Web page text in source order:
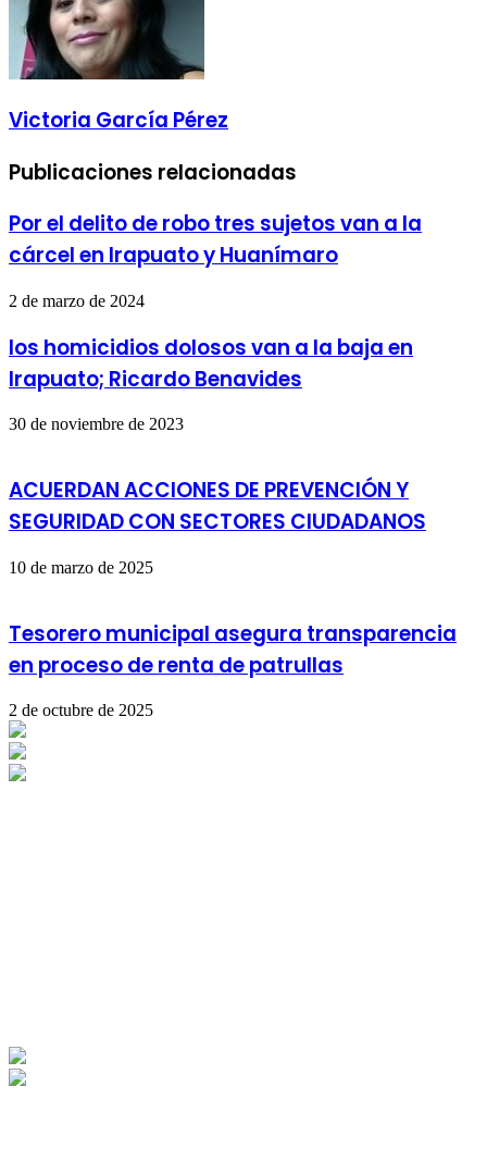
Victoria García Pérez
Publicaciones relacionadas
Por el delito de robo tres sujetos van a la
cárcel en Irapuato y Huanímaro
2 de marzo de 2024
los homicidios dolosos van a la baja en
Irapuato; Ricardo Benavides
30 de noviembre de 2023
ACUERDAN ACCIONES DE PREVENCIÓN Y
SEGURIDAD CON SECTORES CIUDADANOS
10 de marzo de 2025
Tesorero municipal asegura transparencia
en proceso de renta de patrullas
2 de octubre de 2025